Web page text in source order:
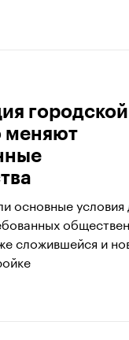
городской
меняют
основные условия
сложившейся и